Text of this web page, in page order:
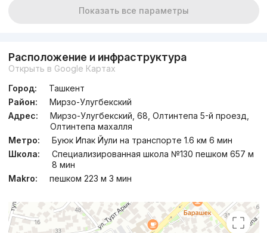
Показать все параметры
Расположение и инфраструктура
Открыть в Google Картах
Город:
Ташкент
Район:
Мирзо-Улугбекский
Адрес:
Мирзо-Улугбекский, 68, Олтинтепа 5-й проезд,
Олтинтепа махалля
Метро:
Буюк Ипак Йули на транспорте 1.6 км 6 мин
Школа:
Специализированная школа №130 пешком 657 м
8 мин
Makro:
пешком 223 м 3 мин